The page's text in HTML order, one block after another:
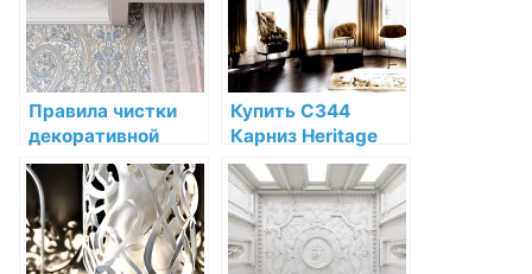
Правила чистки
декоративной
лепнины без
использования
агрессивных
химических
средств
Купить C344
Карниз Heritage
XXL Orac Decor
Полиуретан Orac
Decor по низкой
цене в интернет-
магазине